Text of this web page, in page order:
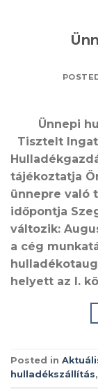
Ünnepi
Tisztelt
tájékoztatja
ünnepre való
időpontja
változik:
a cég
helyett az I.
Posted in
hulladékszállítás,